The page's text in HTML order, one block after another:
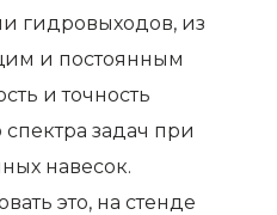
гидровыходов, из
и постоянным
и точность
задач при
навесок.
это, на стенде